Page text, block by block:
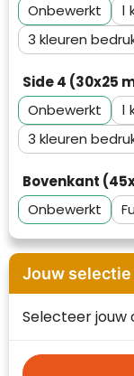
Onbewerkt
1
3
Side 4 (30x25
Onbewerkt
1
3
Bovenkant
Onbewerkt
Jouw selectie
Selecteer jouw